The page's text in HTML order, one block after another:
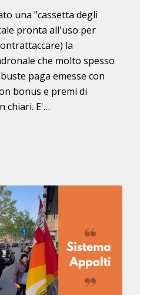
una "cassetta degli
pronta all'uso per
la
che molto spesso
paga emesse con
bonus e premi di
chiari. E'…